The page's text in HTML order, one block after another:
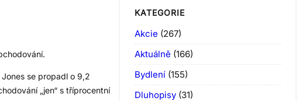
se propadl o 9,2
„jen“ s tříprocentní
KATEGORIE
Akcie (267)
Aktuálně (166)
Bydlení (155)
Dluhopisy (31)